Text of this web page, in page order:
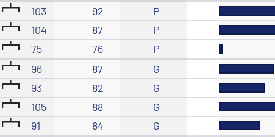
103 92
P
104 87
P
75 76 P
96 87
G
93 82
G
105 88
G
91 84 G